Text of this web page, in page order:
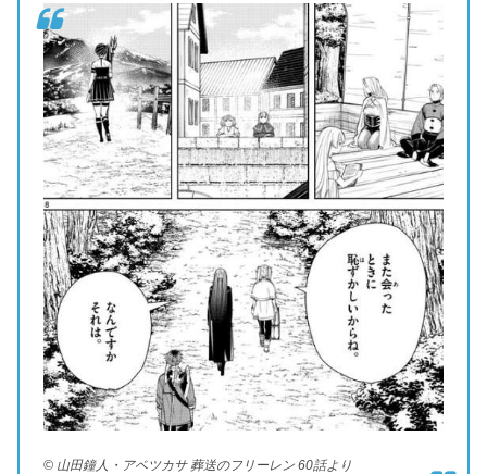
© 山田鐘人・アベツカサ 葬送のフリーレン 60話より